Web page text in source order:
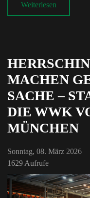
Weiterlesen
MACHEN
SACHE –
DIE WWK
MÜNCHEN
Sonntag, 08. März 2026
1629 Aufrufe